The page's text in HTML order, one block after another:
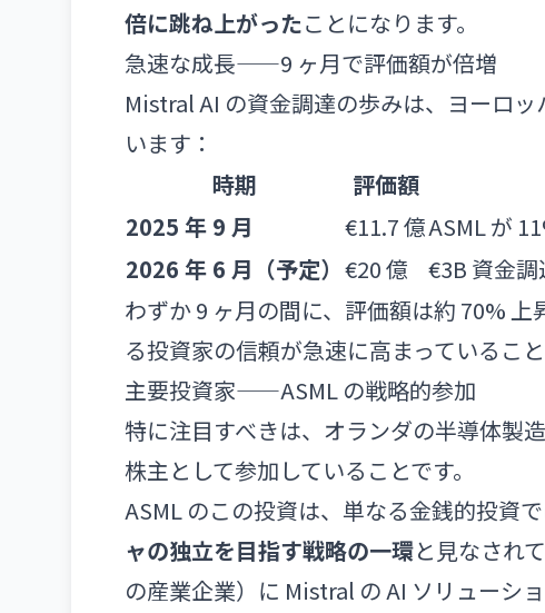
倍に跳ね上がったことになります。
急速な成長——9 ヶ月で評価額が倍増
Mistral AI の資金調達の歩みは、ヨーロ
います：
時期
評価額
2025 年 9 月
€11.7 億ASML が
2026 年 6 月（予定） €20 億
€3B 資金
わずか 9 ヶ月の間に、評価額は約 70%
る投資家の信頼が急速に高まっていること
主要投資家——ASML の戦略的参加
特に注目すべきは、オランダの半導体製
株主として参加していることです。
ASML のこの投資は、単なる金銭的投資で
ャの独立を目指す戦略の一環と見なされ
の産業企業）に Mistral の AI ソリューシ